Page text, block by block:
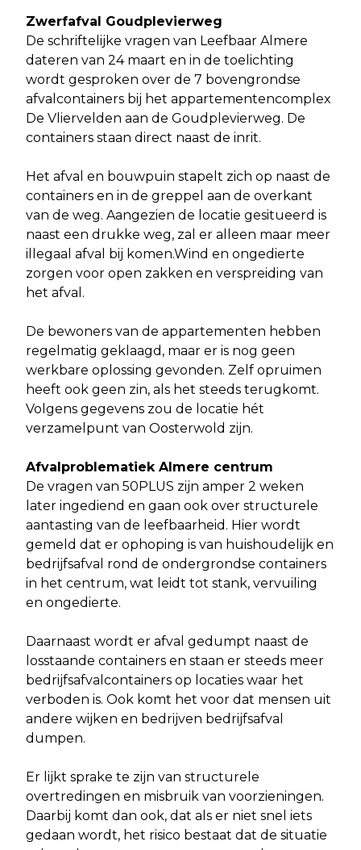
Zwerfafval Goudplevierweg
De schriftelijke vragen van Leefbaar Almere
dateren van 24 maart en in de toelichting
wordt gesproken over de 7 bovengrondse
afvalcontainers bij het appartementencomplex
De Vliervelden aan de Goudplevierweg. De
containers staan direct naast de inrit.
Het afval en bouwpuin stapelt zich op naast de
containers en in de greppel aan de overkant
van de weg. Aangezien de locatie gesitueerd is
naast een drukke weg, zal er alleen maar meer
illegaal afval bij komen.Wind en ongedierte
zorgen voor open zakken en verspreiding van
het afval.
De bewoners van de appartementen hebben
regelmatig geklaagd, maar er is nog geen
werkbare oplossing gevonden. Zelf opruimen
heeft ook geen zin, als het steeds terugkomt.
Volgens gegevens zou de locatie hét
verzamelpunt van Oosterwold zijn.
Afvalproblematiek Almere centrum
De vragen van 50PLUS zijn amper 2 weken
later ingediend en gaan ook over structurele
aantasting van de leefbaarheid. Hier wordt
gemeld dat er ophoping is van huishoudelijk en
bedrijfsafval rond de ondergrondse containers
in het centrum, wat leidt tot stank, vervuiling
en ongedierte.
Daarnaast wordt er afval gedumpt naast de
losstaande containers en staan er steeds meer
bedrijfsafvalcontainers op locaties waar het
verboden is. Ook komt het voor dat mensen uit
andere wijken en bedrijven bedrijfsafval
dumpen.
Er lijkt sprake te zijn van structurele
overtredingen en misbruik van voorzieningen.
Daarbij komt dan ook, dat als er niet snel iets
gedaan wordt, het risico bestaat dat de situatie